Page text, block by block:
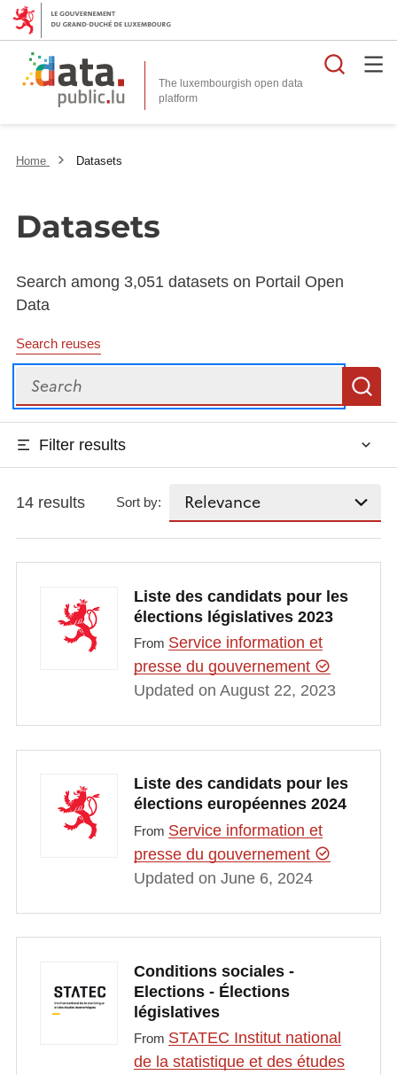
The luxembourgish open data
platform
Home Datasets
Datasets
Search among 3,051 datasets on Portail Open
Data
Search reuses
Search
Filter results
14 results Sort by:
Liste des candidats pour les
élections législatives 2023
From Service information et
presse du gouvernement
Updated on August 22, 2023
Liste des candidats pour les
élections européennes 2024
From Service information et
presse du gouvernement
Updated on June 6, 2024
Conditions sociales -
Elections - Élections
législatives
From STATEC Institut national
de la statistique et des études